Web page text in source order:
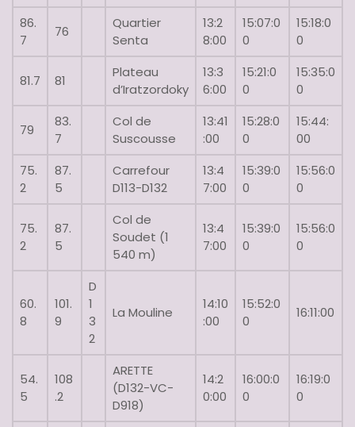
86.
7
76
Quartier
Senta
13:2
8:00
15:07:0
0
15:18:0
0
81.7 81
Plateau
d’Iratzordoky
13:3
6:00
15:21:0
0
15:35:0
0
79
83.
7
Col de
Suscousse
13:41
:00
15:28:0
0
15:44:
00
75.
2
87.
5
Carrefour
D113-D132
13:4
7:00
15:39:0
0
15:56:0
0
75.
2
87.
5
Col de
Soudet (1
540 m)
13:4
7:00
15:39:0
0
15:56:0
0
60.
8
101.
9
D
1
3
2
La Mouline
14:10
:00
15:52:0
0
16:11:00
54.
5
108
.2
ARETTE
(D132-VC-
D918)
14:2
0:00
16:00:0
0
16:19:0
0